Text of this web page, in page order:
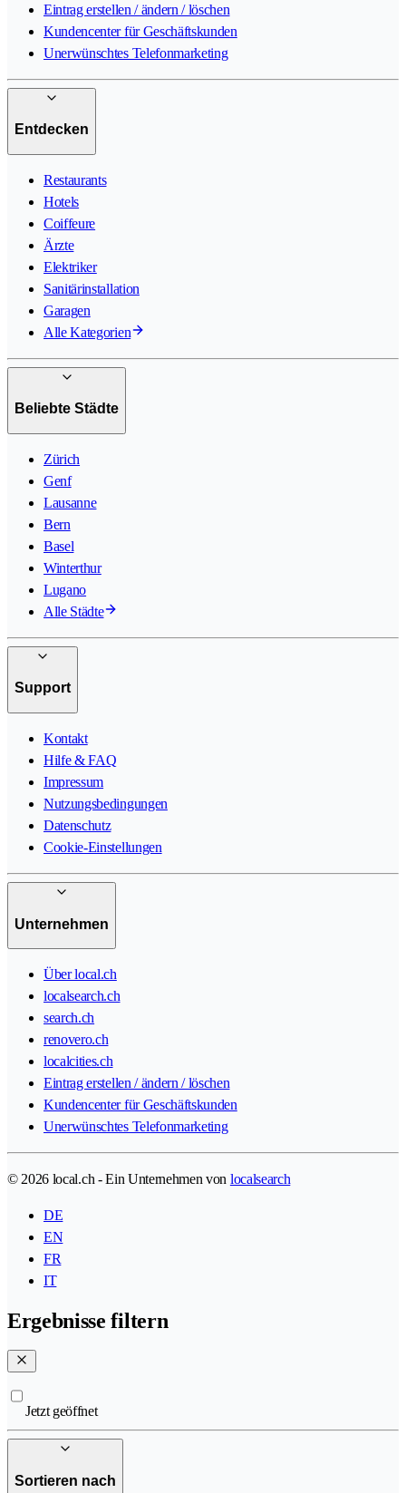
Eintrag erstellen / ändern / löschen
Kundencenter für Geschäftskunden
Unerwünschtes Telefonmarketing
Entdecken
Restaurants
Hotels
Coiffeure
Ärzte
Elektriker
Sanitärinstallation
Garagen
Alle Kategorien
Beliebte Städte
Zürich
Genf
Lausanne
Bern
Basel
Winterthur
Lugano
Alle Städte
Support
Kontakt
Hilfe & FAQ
Impressum
Nutzungsbedingungen
Datenschutz
Cookie-Einstellungen
Unternehmen
Über local.ch
localsearch.ch
search.ch
renovero.ch
localcities.ch
Eintrag erstellen / ändern / löschen
Kundencenter für Geschäftskunden
Unerwünschtes Telefonmarketing
© 2026 local.ch - Ein Unternehmen von localsearch
DE
EN
FR
IT
Ergebnisse filtern
Jetzt geöffnet
Sortieren nach